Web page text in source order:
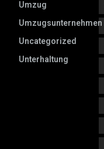
Umzug
Umzugsunternehmen
Uncategorized
Unterhaltung